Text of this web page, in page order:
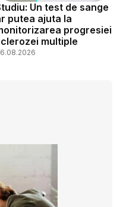
Un test de sange
putea ajuta la
progresiei
multiple